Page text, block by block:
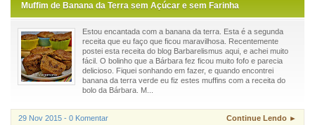
Muffim de Banana da Terra sem Açúcar e sem Farinha
Estou encantada com a banana da terra. Esta é a segunda
receita que eu faço que ficou maravilhosa. Recentemente
postei esta receita do blog Barbarelismus aqui, e achei muito
fácil. O bolinho que a Bárbara fez ficou muito fofo e parecia
delicioso. Fiquei sonhando em fazer, e quando encontrei
banana da terra verde eu fiz estes muffins com a receita do
bolo da Bárbara. M...
29 Nov 2015 - 0 Komentar Continue Lendo ►